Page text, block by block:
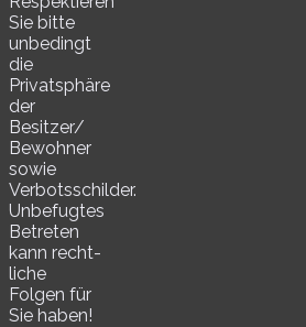
Sie bitte
unbe­dingt
die
Privatsphäre
der
Besitzer/​
Bewohner
sowie
Verbotsschilder.
Unbefugtes
Betreten
kann recht­
li­che
Folgen für
Sie haben!